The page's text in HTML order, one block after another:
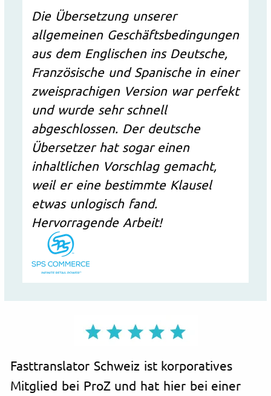
Die Übersetzung unserer
allgemeinen Geschäftsbedingungen
aus dem Englischen ins Deutsche,
Französische und Spanische in einer
zweisprachigen Version war perfekt
und wurde sehr schnell
abgeschlossen. Der deutsche
Übersetzer hat sogar einen
inhaltlichen Vorschlag gemacht,
weil er eine bestimmte Klausel
etwas unlogisch fand.
Hervorragende Arbeit!
Fasttranslator Schweiz ist korporatives
Mitglied bei ProZ und hat hier bei einer